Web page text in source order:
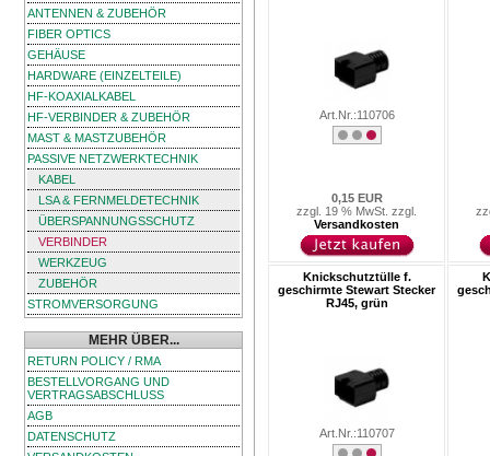
ANTENNEN & ZUBEHÖR
FIBER OPTICS
GEHÄUSE
HARDWARE (EINZELTEILE)
HF-KOAXIALKABEL
HF-VERBINDER & ZUBEHÖR
MAST & MASTZUBEHÖR
PASSIVE NETZWERKTECHNIK
KABEL
LSA & FERNMELDETECHNIK
ÜBERSPANNUNGSSCHUTZ
VERBINDER
WERKZEUG
ZUBEHÖR
STROMVERSORGUNG
MEHR ÜBER...
RETURN POLICY / RMA
BESTELLVORGANG UND
VERTRAGSABSCHLUSS
AGB
DATENSCHUTZ
Art.Nr.:110706
0,15 EUR
zzgl. 19 % MwSt. zzgl.
Versandkosten
Knickschutztülle f.
geschirmte Stewart Stecker
RJ45, grün
Art.Nr.:110707